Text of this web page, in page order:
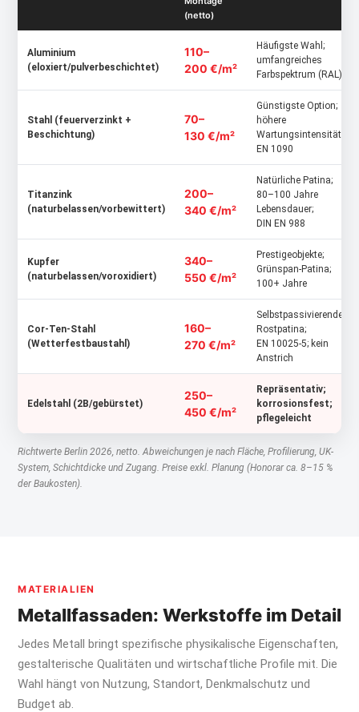
(netto)
Aluminium
(eloxiert/pulverbeschichtet)
110–
200 €/m²
Häufigste Wahl;
umfangreiches
Farbspektrum (RAL)
Stahl (feuerverzinkt +
Beschichtung)
70–
130 €/m²
Günstigste Option;
höhere
Wartungsintensität;
EN 1090
Titanzink
(naturbelassen/vorbewittert)
200–
340 €/m²
Natürliche Patina;
80–100 Jahre
Lebensdauer;
DIN EN 988
Kupfer
(naturbelassen/voroxidiert)
340–
550 €/m²
Prestigeobjekte;
Grünspan-Patina;
100+ Jahre
Cor-Ten-Stahl
(Wetterfestbaustahl)
160–
270 €/m²
Selbstpassivierende
Rostpatina;
EN 10025‑5; kein
Anstrich
Edelstahl (2B/gebürstet)
250–
450 €/m²
Repräsentativ;
korrosionsfest;
pflegeleicht
Richtwerte Berlin 2026, netto. Abweichungen je nach Fläche, Profilierung, UK-
System, Schichtdicke und Zugang. Preise exkl. Planung (Honorar ca. 8–15 %
der Baukosten).
MATERIALIEN
Metallfassaden: Werkstoffe im Detail
Jedes Metall bringt spezifische physikalische Eigenschaften,
gestalterische Qualitäten und wirtschaftliche Profile mit. Die
Wahl hängt von Nutzung, Standort, Denkmalschutz und
Budget ab.